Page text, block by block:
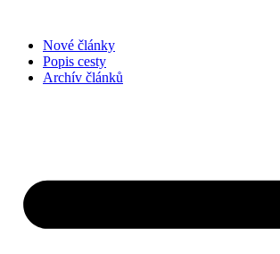
obsahuNové články
Popis cesty
Archív článků